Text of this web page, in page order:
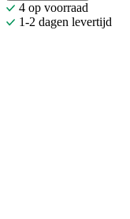
4 op voorraad
1-2 dagen levertijd